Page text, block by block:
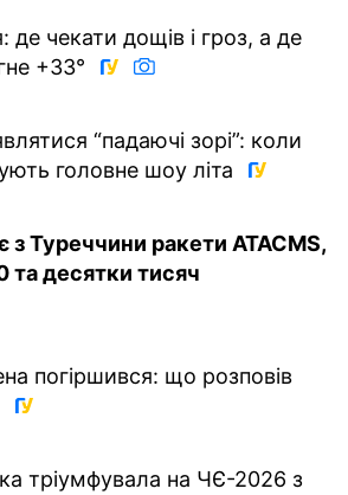
де чекати дощів і гроз, а де
+33°
“падаючі зорі”: коли
головне шоу літа
з Туреччини ракети ATACMS,
та десятки тисяч
погіршився: що розповів
тріумфувала на ЧЄ-2026 з